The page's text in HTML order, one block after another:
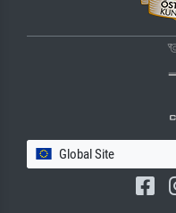
Global Site